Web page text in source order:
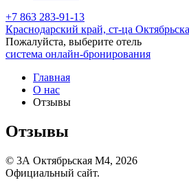
+7 863 283-91-13
Краснодарский край, ст-ца
Пожалуйста, выберите отель
система онлайн-бронирования
Главная
О нас
Отзывы
Отзывы
© 3А Октябрьская М4, 2026
Официальный сайт.